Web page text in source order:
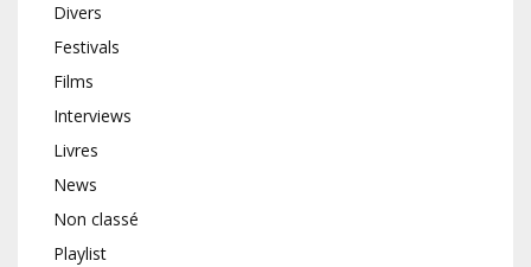
Divers
Festivals
Films
Interviews
Livres
News
Non classé
Playlist